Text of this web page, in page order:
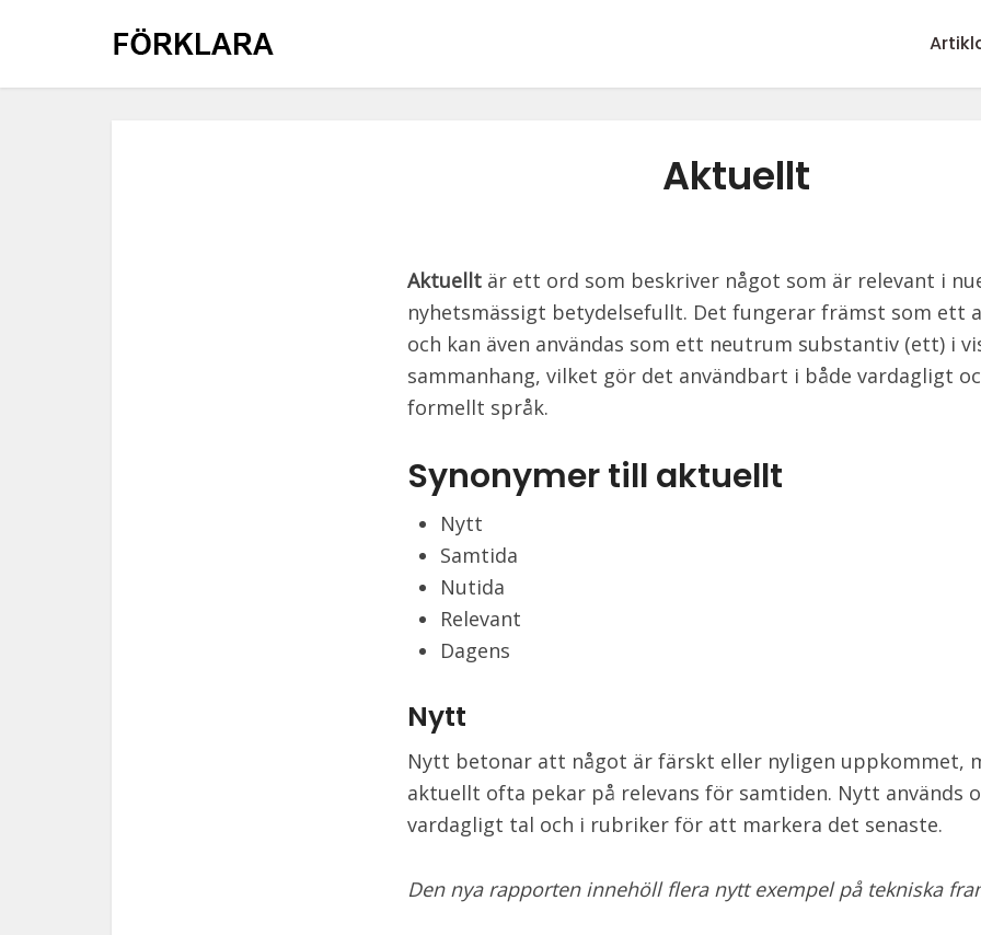
Aktuellt
Aktuellt är ett ord som beskriver något som är relevant i
nyhetsmässigt betydelsefullt. Det fungerar främst som ett
och kan även användas som ett neutrum substantiv (ett) i
sammanhang, vilket gör det användbart i både vardagligt
formellt språk.
Synonymer till aktuellt
Nytt
Samtida
Nutida
Relevant
Dagens
Nytt
Nytt betonar att något är färskt eller nyligen uppkommet,
aktuellt ofta pekar på relevans för samtiden. Nytt används
vardagligt tal och i rubriker för att markera det senaste.
Den nya rapporten innehöll flera nytt exempel på tekniska